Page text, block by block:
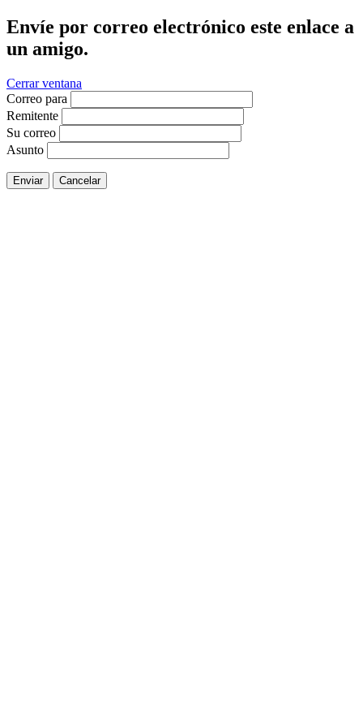
Envíe por correo electrónico este enlace a
un amigo.
Cerrar ventana
Correo para
Remitente
Su correo
Asunto
Enviar Cancelar